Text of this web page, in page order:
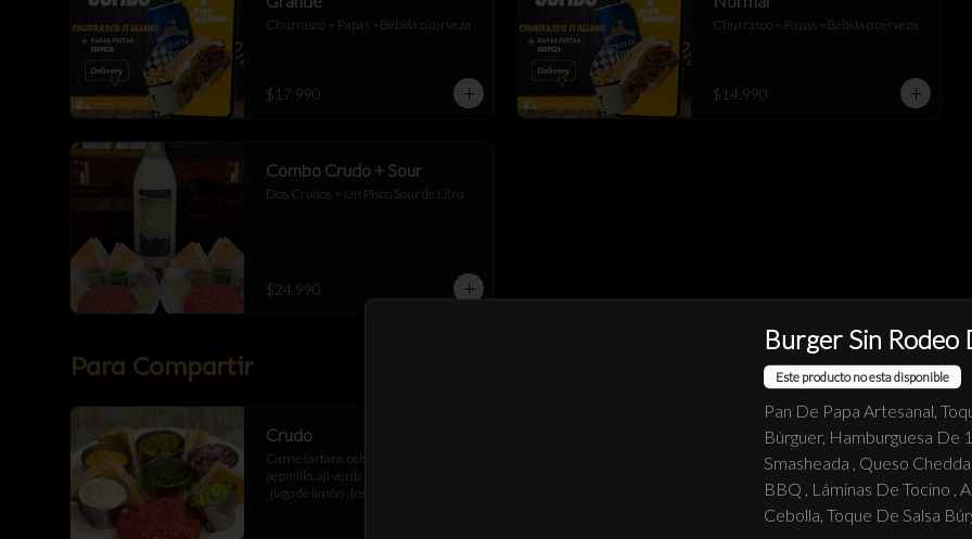
Churrasco + Papas +Bebida o cerveza
$17.990
Churrasco + Papas +Bebida o cerveza
$14.990
Combo Crudo + Sour
Dos Crudos + Un Pisco Sour de Litro
$24.990
Para Compartir
Crudo
Carne tartara, cebolla morada ,
pepinillo, aji verde , mostaza , mayonesa
, jugo de limón , tostadas de pan
Empanada Queso XL
Burger Sin Rodeo
Este producto no esta disponible
Pan De Papa Artesanal,
Búrguer, Hamburguesa De
Smasheada , Queso
BBQ , Láminas De Tocino ,
Cebolla, Toque De Salsa